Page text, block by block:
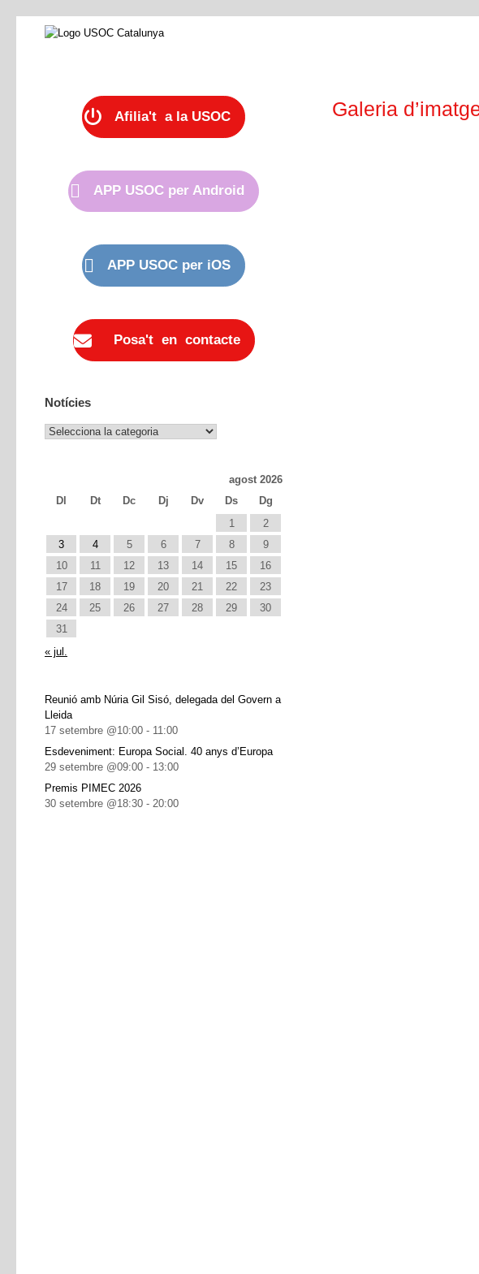
Galeria
Afilia't a la USOC
APP USOC per Android
APP USOC per iOS
Posa't en contacte
Notícies
Notícies
agost 2026
Dl
Dt Dc Dj Dv Ds
Dg
1
2
3
4 5 6 7 8
9
10
11 12 13 14 15
16
17
18 19 20 21 22
23
24
25 26 27 28 29
30
31
« jul.
Reunió amb Núria Gil Sisó, delegada del Govern a
Lleida
17 setembre @10:00 - 11:00
Esdeveniment: Europa Social. 40 anys d’Europa
29 setembre @09:00 - 13:00
Premis PIMEC 2026
30 setembre @18:30 - 20:00